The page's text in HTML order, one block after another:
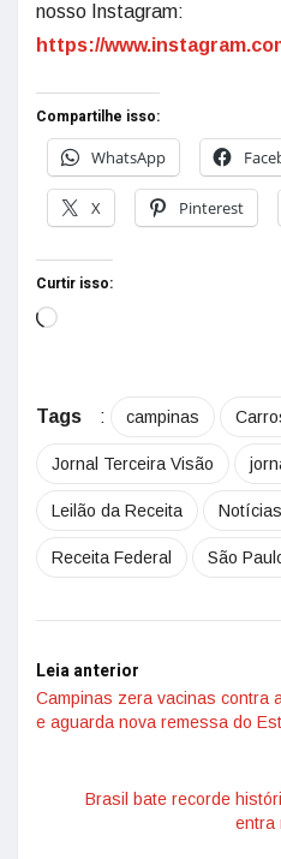
nosso Instagram:
https://
Compartilhe isso:
WhatsApp
X Pinterest
Curtir isso:
Tags : campinas
Jornal Terceira Visão
Leilão da Receita
Receita Federal São
Leia anterior
Campinas zera vacinas contra
e aguarda nova remessa do
Brasil bate recorde
entra